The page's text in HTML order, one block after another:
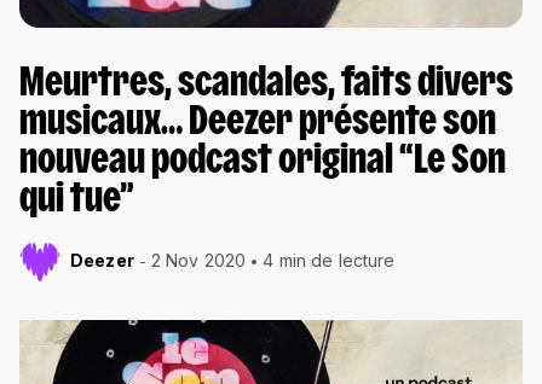
Meurtres, scandales, faits divers
musicaux… Deezer présente son
nouveau podcast original “Le Son
qui tue”
Deezer 2 Nov 2020 4 min de lecture